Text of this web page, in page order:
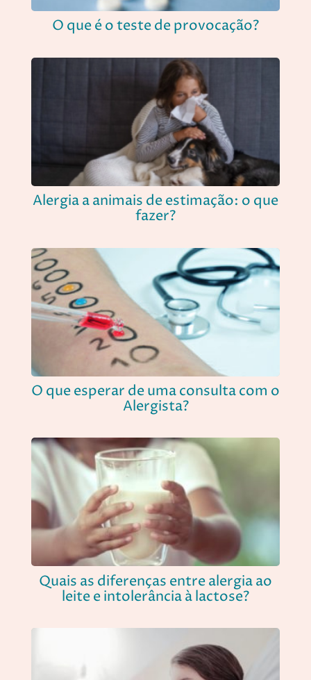
O que é o teste de provocação?
Alergia a animais de estimação: o que
fazer?
O que esperar de uma consulta com o
Alergista?
Quais as diferenças entre alergia ao
leite e intolerância à lactose?